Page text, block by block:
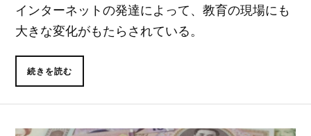
インターネットの発達によって、教育の現場にも
大きな変化がもたらされている。
続きを読む